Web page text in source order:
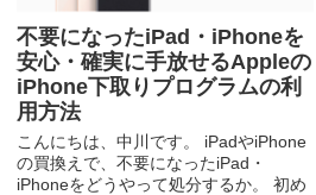
不要になったiPad・iPhoneを
安心・確実に手放せるAppleの
iPhone下取りプログラムの利
用方法
こんにちは、中川です。 iPadやiPhone
の買換えで、不要になったiPad・
iPhoneをどうやって処分するか。 初め